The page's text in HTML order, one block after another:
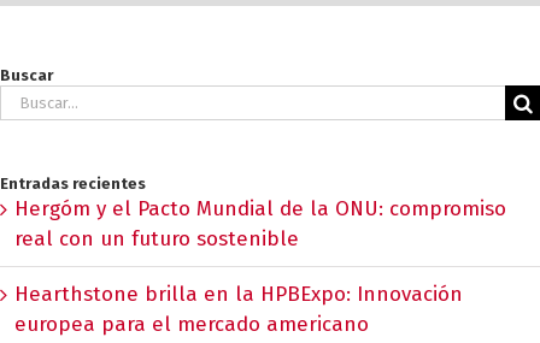
Buscar
Buscar:
Entradas recientes
Hergóm y el Pacto Mundial de la ONU: compromiso
real con un futuro sostenible
Hearthstone brilla en la HPBExpo: Innovación
europea para el mercado americano